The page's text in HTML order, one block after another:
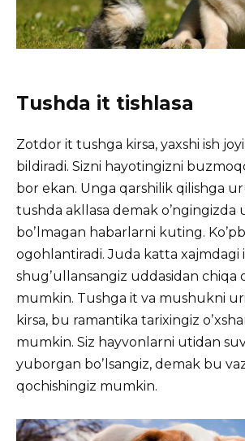
Tushda it tishlasa
Zotdor it tushga kirsa, yaxshi ish
bildiradi. Sizni hayotingizni
bor ekan. Unga qarshilik qilishga
tushda akllasa demak oʼngingizda
boʼlmagan habarlarni kuting.
ogohlantiradi. Juda katta xajmdagi
shugʼullansangiz uddasidan chiqa
mumkin. Tushga it va mushukni
kirsa, bu ramantika tarixingiz
mumkin. Siz hayvonlarni utidan
yuborgan boʼlsangiz, demak bu
qochishingiz mumkin.